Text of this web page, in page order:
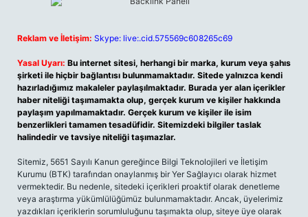
Reklam ve İletişim: Skype: live:.cid.575569c608265c69
Yasal Uyarı: Bu internet sitesi, herhangi bir marka, kurum veya şahıs
şirketi ile hiçbir bağlantısı bulunmamaktadır. Sitede yalnızca kendi
hazırladığımız makaleler paylaşılmaktadır. Burada yer alan içerikler
haber niteliği taşımamakta olup, gerçek kurum ve kişiler hakkında
paylaşım yapılmamaktadır. Gerçek kurum ve kişiler ile isim
benzerlikleri tamamen tesadüfidir. Sitemizdeki bilgiler taslak
halindedir ve tavsiye niteliği taşımazlar.
Sitemiz, 5651 Sayılı Kanun gereğince Bilgi Teknolojileri ve İletişim
Kurumu (BTK) tarafından onaylanmış bir Yer Sağlayıcı olarak hizmet
vermektedir. Bu nedenle, sitedeki içerikleri proaktif olarak denetleme
veya araştırma yükümlülüğümüz bulunmamaktadır. Ancak, üyelerimiz
yazdıkları içeriklerin sorumluluğunu taşımakta olup, siteye üye olarak